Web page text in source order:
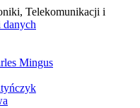
Telekomunikacji i
danych
Mingus